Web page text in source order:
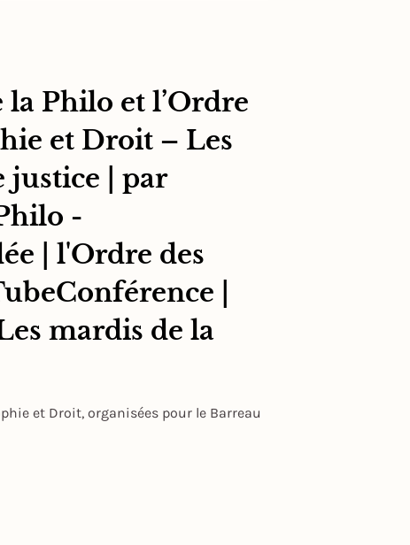
Philo et l’Ordre
et Droit – Les
justice | par
-
| l'Ordre des
|
mardis de la
et Droit, organisées pour le Barreau